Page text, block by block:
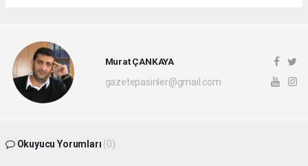
Murat ÇANKAYA
gazetepasinler@gmail.com
Okuyucu Yorumları (0)